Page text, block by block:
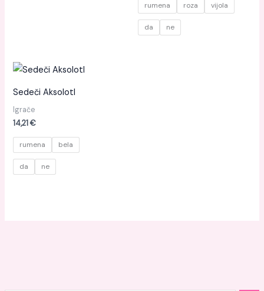
rumena
roza vijola
da ne
Sedeči Aksolotl
Igrače
14,21€
rumena bela
da ne